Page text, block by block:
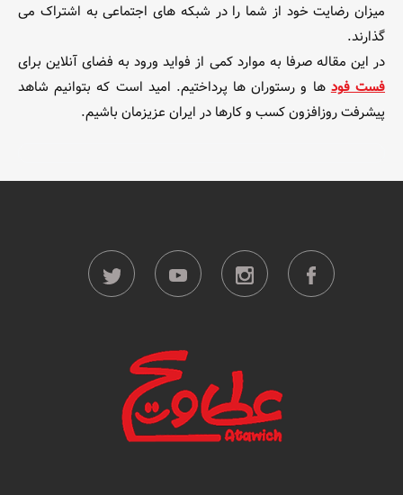
میزان رضایت خود از شما را در شبکه های اجتماعی به اشتراک می
گذارند.
در این مقاله صرفا به موارد کمی از فواید ورود به فضای آنلاین برای
فست فودها و رستوران ها پرداختیم. امید است که بتوانیم شاهد
پیشرفت روزافزون کسب و کارها در ایران عزیزمان باشیم.